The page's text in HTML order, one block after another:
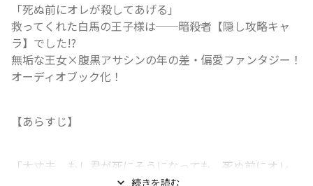
「死ぬ前にオレが殺してあげる」
救ってくれた白馬の王子様は──暗殺者【隠し攻略キャ
ラ】でした!?
無垢な王女×腹黒アサシンの年の差・偏愛ファンタジー！
オーディオブック化！
【あらすじ】
「大丈夫、もし君が死にそうになっても、死ぬ前にオレ...
続きを読む